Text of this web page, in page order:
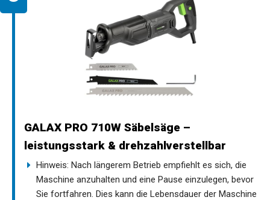
GALAX PRO 710W Säbelsäge –
leistungsstark & drehzahlverstellbar
Hinweis: Nach längerem Betrieb empfiehlt es sich, die
Maschine anzuhalten und eine Pause einzulegen, bevor
Sie fortfahren. Dies kann die Lebensdauer der Maschine